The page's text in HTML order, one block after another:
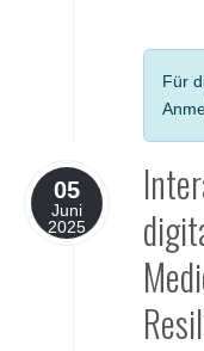
Für
05
Juni
2025